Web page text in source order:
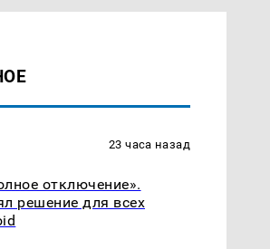
23 часа назад
отключение».
решение для всех